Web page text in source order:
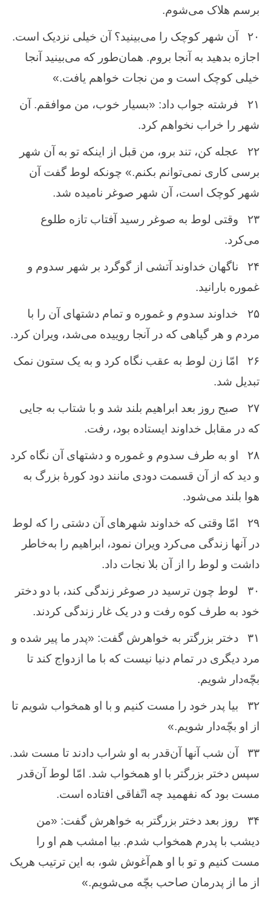
برسم ‌هلاک‌ می‌شوم‌.
۲۰
آن ‌شهر كوچک ‌را می‌بینید؟ آن ‌خیلی نزدیک‌ است‌.
اجازه ‌بدهید به‌ آنجا بروم‌. همان‌طور كه‌ می‌بینید آنجا
خیلی كوچک‌ است‌ و من ‌نجات‌ خواهم‌ یافت‌.»
۲۱
فرشته ‌جواب‌ داد: «بسیار خوب‌، من‌ موافقم‌. آن‌
شهر را خراب ‌نخواهم‌ كرد.
۲۲
عجله ‌كن‌، تند برو، من‌ قبل‌ از اینكه‌ تو به‌ آن‌ شهر
برسی كاری نمی‌توانم ‌بكنم‌.» چونكه ‌لوط‌ گفت ‌آن
‌شهر كوچک‌ است‌، آن ‌شهر صوغر نامیده‌ شد.
۲۳
وقتی لوط‌ به‌ صوغر رسید آفتاب‌ تازه‌ طلوع‌
می‌كرد.
۲۴
ناگهان‌ خداوند آتشی از گوگرد بر شهر سدوم ‌و
غموره‌ بارانید.
۲۵
خداوند سدوم‌ و غموره ‌و تمام‌ دشتهای آن را با
مردم‌ و هر گیاهی كه ‌در آنجا روییده می‌شد، ویران‌ كرد.
۲۶
امّا زن‌ لوط ‌به‌ عقب ‌نگاه ‌كرد و به ‌یک ‌ستون ‌نمک‌
تبدیل ‌شد.
۲۷
صبح‌ روز بعد ابراهیم‌ بلند شد و با شتاب ‌به‌ جایی
كه ‌در مقابل‌ خداوند ایستاده‌ بود، رفت‌.
۲۸
او به‌ طرف‌ سدوم ‌و غموره‌ و دشتهای آن ‌نگاه‌ كرد
و دید كه ‌از آن ‌قسمت‌ دودی مانند دود كورهٔ بزرگ‌ به
‌هوا بلند می‌شود.
۲۹
امّا وقتی كه‌ خداوند شهرهای آن ‌دشتی را كه‌ لوط‌
در آنها زندگی می‌كرد ویران‌ نمود، ابراهیم ‌را به‌خاطر
داشت‌ و لوط ‌را از آن ‌بلا نجات ‌داد.
۳۰
لوط‌ چون ‌ترسید در صوغر زندگی كند، با دو دختر
خود به ‌طرف ‌كوه‌ رفت‌ و در یک ‌غار زندگی كردند.
۳۱
دختر بزرگتر به‌ خواهرش ‌گفت‌: «پدر ما پیر شده ‌و
مرد دیگری در تمام‌ دنیا نیست‌ كه‌ با ما ازدواج‌ كند تا
بچّه‌دار شویم‌.
۳۲
بیا پدر خود را مست‌ كنیم‌ و با او همخواب ‌شویم‌ تا
از او بچّه‌دار شویم‌.»
۳۳
آن‌ شب ‌آنها آن‌قدر به ‌او شراب ‌دادند تا مست ‌شد.
سپس‌ دختر بزرگتر با او همخواب‌ شد. امّا لوط ‌آن‌قدر
مست‌ بود كه‌ نفهمید چه ‌اتّفاقی افتاده‌ است‌.
۳۴
روز بعد دختر بزرگتر به‌ خواهرش‌ گفت‌: «من‌
دیشب‌ با پدرم ‌همخواب‌ شدم‌. بیا امشب ‌هم ‌او را
مست‌ كنیم‌ و تو با او هم‌آغوش ‌شو، به‌ این ‌ترتیب ‌هریک
از ما از پدرمان‌ صاحب ‌بچّه‌ می‌شویم‌.»